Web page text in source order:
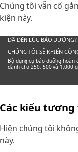
Chúng tôi vẫn cố
kiện này.
ĐÃ ĐẾN LÚC BẢO DƯỠNG?
CHÚNG TÔI SẼ KHIẾN
Bộ dụng cụ bảo dưỡng hoàn
dành cho 250, 500 và 1.000
Các kiểu tương
Hiện chúng tôi
này.